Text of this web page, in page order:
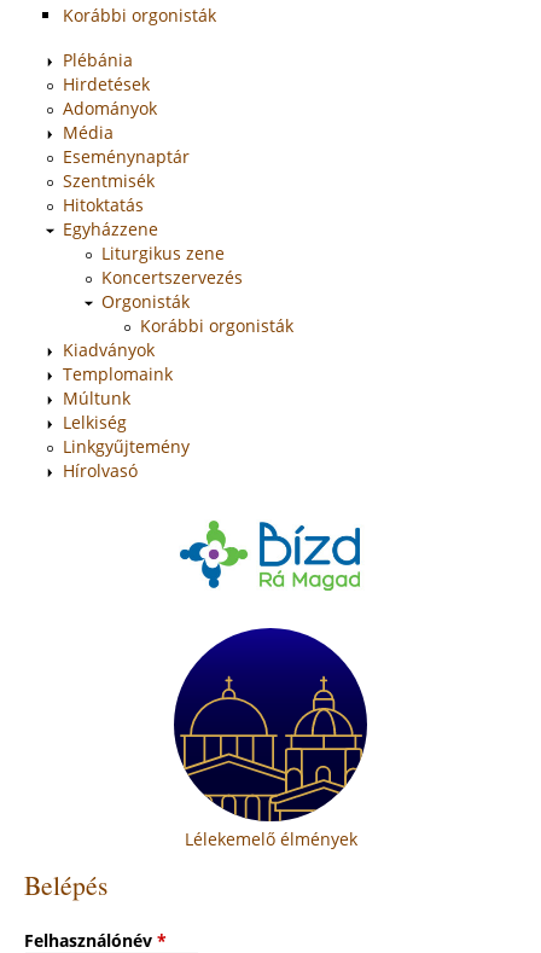
Korábbi orgonisták
Plébánia
Hirdetések
Adományok
Média
Eseménynaptár
Szentmisék
Hitoktatás
Egyházzene
Liturgikus zene
Koncertszervezés
Orgonisták
Korábbi orgonisták
Kiadványok
Templomaink
Múltunk
Lelkiség
Linkgyűjtemény
Hírolvasó
Lélekemelő élmények
Belépés
Felhasználónév *